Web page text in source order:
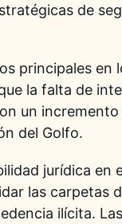
de
principales en
la falta de
un incremento
del Golfo.
jurídica en
las carpetas
ilícita. Las